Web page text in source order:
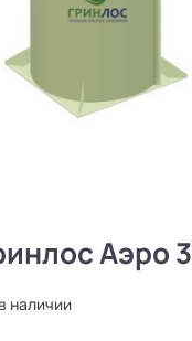
Аэро 3
наличии